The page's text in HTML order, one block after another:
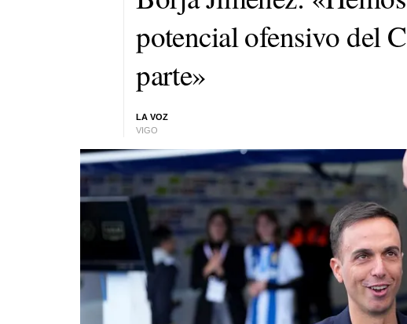
potencial ofensivo del
parte»
LA VOZ
VIGO